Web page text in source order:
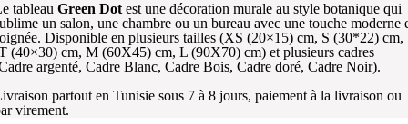
tableau Green Dot est une décoration murale au style botanique qui
un salon, une chambre ou un bureau avec une touche moderne
Disponible en plusieurs tailles (XS (20×15) cm, S (30*22) cm,
(40×30) cm, M (60X45) cm, L (90X70) cm) et plusieurs cadres
argenté, Cadre Blanc, Cadre Bois, Cadre doré, Cadre Noir).
partout en Tunisie sous 7 à 8 jours, paiement à la livraison ou
virement.